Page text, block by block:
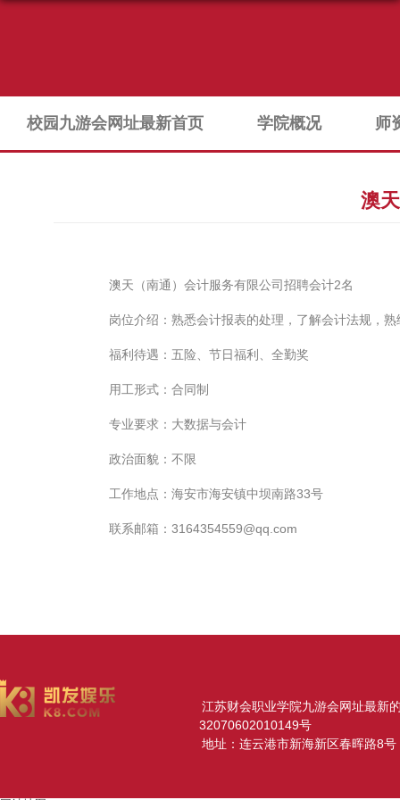
校园九游会网址最新首页 学院概况 师
澳
澳天（南通）会计服务有限公司招聘会计2名
岗位介绍：熟悉会计报表的处理，了解会计法规，
福利待遇：五险、节日福利、全勤奖
用工形式：合同制
专业要求：大数据与会计
政治面貌：不限
工作地点：海安市海安镇中坝南路33号
联系邮箱： 3164354559@qq.com
江苏财会职业学院九游会网址最新
32070602010149号
地址：连云港市新海新区春晖路8